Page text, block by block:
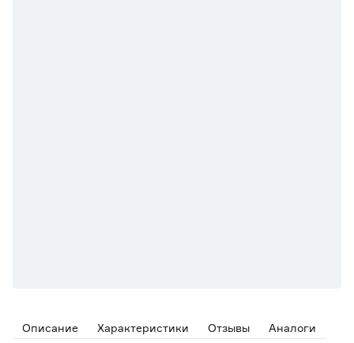
Описание Характеристики Отзывы Аналоги